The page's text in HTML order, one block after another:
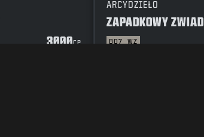
3000CP
ARCYDZIEŁO
ZAPADKOWY ZWIAD
BO7 WZ